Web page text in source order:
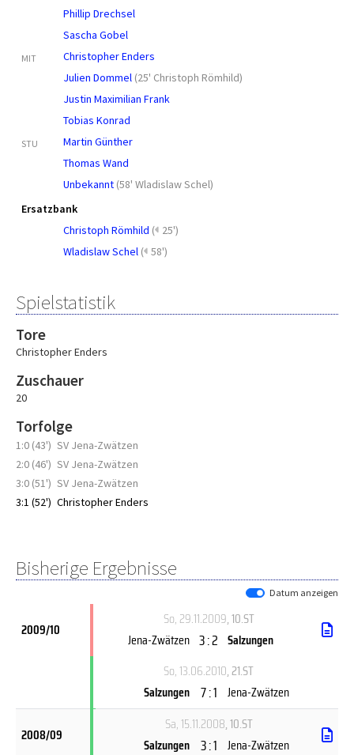
Phillip Drechsel
Sascha Gobel
MIT
Christopher Enders
Julien Dommel (25' Christoph Römhild)
Justin Maximilian Frank
Tobias Konrad
STU
Martin Günther
Thomas Wand
Unbekannt (58' Wladislaw Schel)
Ersatzbank
Christoph Römhild ( 25')
Wladislaw Schel ( 58')
Spielstatistik
Tore
Christopher Enders
Zuschauer
20
Torfolge
1:0 (43') SV Jena-Zwätzen
2:0 (46') SV Jena-Zwätzen
3:0 (51') SV Jena-Zwätzen
3:1 (52') Christopher Enders
Bisherige Ergebnisse
Datum anzeigen
2009/10
So, 29.11.2009, 10.ST
Jena-Zwätzen 3 : 2 Salzungen
So, 13.06.2010, 21.ST
Salzungen 7 : 1 Jena-Zwätzen
2008/09
Sa, 15.11.2008, 10.ST
Salzungen 3 : 1 Jena-Zwätzen